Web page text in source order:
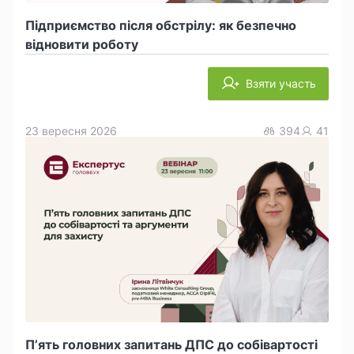
Підприємство після обстрілу: як безпечно
відновити роботу
Взяти участь
П’ять головних запитань ДПС до собівартості
23 вересня 2026 394 41